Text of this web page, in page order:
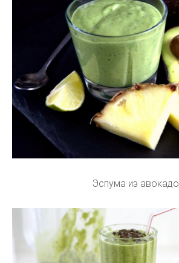
Эспума из авокадо